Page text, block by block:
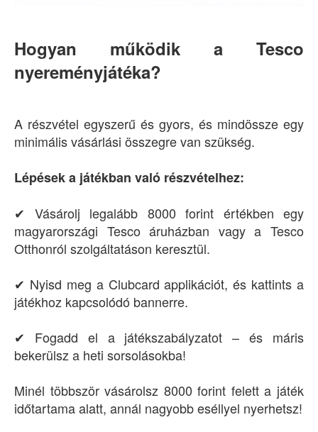
Hogyan működik a Tesco
nyereményjátéka?
A részvétel egyszerű és gyors, és mindössze egy
minimális vásárlási összegre van szükség.
Lépések a játékban való részvételhez:
✔ Vásárolj legalább 8000 forint értékben egy
magyarországi Tesco áruházban vagy a Tesco
Otthonról szolgáltatáson keresztül.
✔ Nyisd meg a Clubcard applikációt, és kattints a
játékhoz kapcsolódó bannerre.
✔ Fogadd el a játékszabályzatot – és máris
bekerülsz a heti sorsolásokba!
Minél többször vásárolsz 8000 forint felett a játék
időtartama alatt, annál nagyobb eséllyel nyerhetsz!